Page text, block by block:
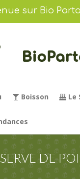
sur Bio
Boisson Le
DE